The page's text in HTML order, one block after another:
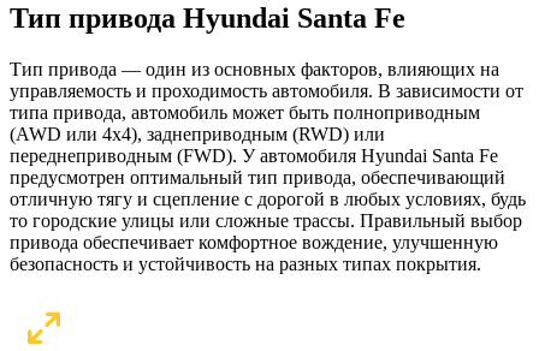
Тип привода Hyundai Santa Fe
Тип привода — один из основных факторов, влияющих на
управляемость и проходимость автомобиля. В зависимости от
типа привода, автомобиль может быть полноприводным
(AWD или 4x4), заднеприводным (RWD) или
переднеприводным (FWD). У автомобиля Hyundai Santa Fe
предусмотрен оптимальный тип привода, обеспечивающий
отличную тягу и сцепление с дорогой в любых условиях, будь
то городские улицы или сложные трассы. Правильный выбор
привода обеспечивает комфортное вождение, улучшенную
безопасность и устойчивость на разных типах покрытия.